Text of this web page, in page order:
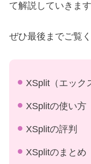
て解説していきます
ぜひ最後までご覧
XSplit（エック
XSplitの使い方
XSplitの評判
XSplitのまとめ